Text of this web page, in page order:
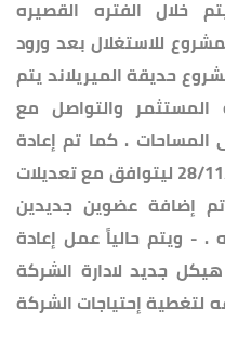
خلال الفتره القصيره
للاستغلال بعد ورود
حديقة الميريلاند يتم
والتواصل مع
المساحات . كما تم إعادة
تشكيل مجلس الادارة في 28/11/2020 ليتوافق مع تعديلات
إضافة عضوين جديدين
. - ويتم حالياً عمل إعادة
جديد لادارة الشركة
لتغطية إحتياجات الشركة